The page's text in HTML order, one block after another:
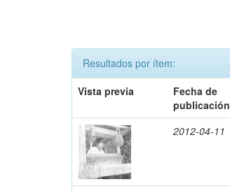
Resultados por ítem:
Vista previa
Fecha de
publicación
2012-04-11